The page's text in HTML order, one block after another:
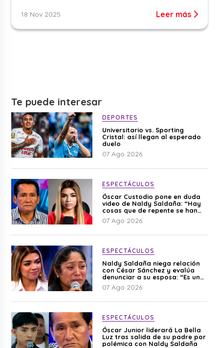
18 Nov 2025 Leer más
Te puede interesar
DEPORTES
Universitario vs. Sporting
Cristal: así llegan al esperado
duelo
07 Ago 2026
ESPECTÁCULOS
Óscar Custodio pone en duda
video de Naldy Saldaña: “Hay
cosas que de repente se han
editado”
07 Ago 2026
ESPECTÁCULOS
Naldy Saldaña niega relación
con César Sánchez y evalúa
denunciar a su esposa: “Es una
difamación”
07 Ago 2026
ESPECTÁCULOS
Óscar Junior liderará La Bella
Luz tras salida de su padre por
polémica con Naldy Saldaña